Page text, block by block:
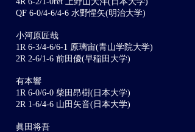
QF 6-0/4-6/4-6 水野惺矢(明治大学)
小河原匠哉
1R 6-3/4-6/6-1 原璃宙(⻘山学院大学)
2R 2-6/1-6 前田優(早稲田大学)
有本響
1R 6-0/6-0 柴田昂樹(日本大学)
2R 1-6/4-6 山田矢音(日本大学)
眞田将吾